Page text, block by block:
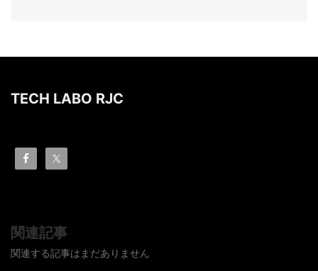
TECH LABO RJC
関連記事
関連する記事はまだありません